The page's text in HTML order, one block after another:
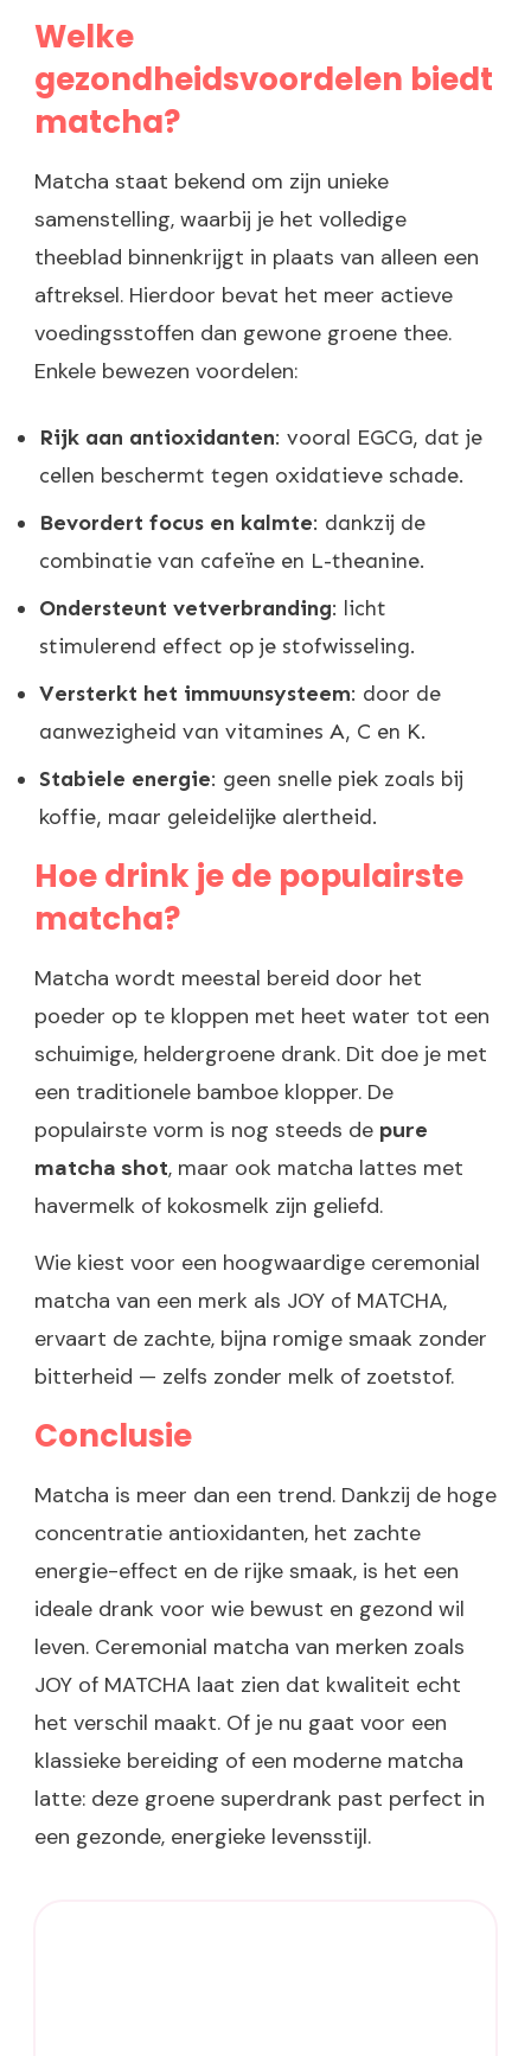
Welke
gezondheidsvoordelen biedt
matcha?
Matcha staat bekend om zijn unieke
samenstelling, waarbij je het volledige
theeblad binnenkrijgt in plaats van alleen een
aftreksel. Hierdoor bevat het meer actieve
voedingsstoffen dan gewone groene thee.
Enkele bewezen voordelen:
Rijk aan antioxidanten: vooral EGCG, dat je
cellen beschermt tegen oxidatieve schade.
Bevordert focus en kalmte: dankzij de
combinatie van cafeïne en L-theanine.
Ondersteunt vetverbranding: licht
stimulerend effect op je stofwisseling.
Versterkt het immuunsysteem: door de
aanwezigheid van vitamines A, C en K.
Stabiele energie: geen snelle piek zoals bij
koffie, maar geleidelijke alertheid.
Hoe drink je de populairste
matcha?
Matcha wordt meestal bereid door het
poeder op te kloppen met heet water tot een
schuimige, heldergroene drank. Dit doe je met
een traditionele bamboe klopper. De
populairste vorm is nog steeds de pure
matcha shot, maar ook matcha lattes met
havermelk of kokosmelk zijn geliefd.
Wie kiest voor een hoogwaardige ceremonial
matcha van een merk als JOY of MATCHA,
ervaart de zachte, bijna romige smaak zonder
bitterheid — zelfs zonder melk of zoetstof.
Conclusie
Matcha is meer dan een trend. Dankzij de hoge
concentratie antioxidanten, het zachte
energie-effect en de rijke smaak, is het een
ideale drank voor wie bewust en gezond wil
leven. Ceremonial matcha van merken zoals
JOY of MATCHA laat zien dat kwaliteit echt
het verschil maakt. Of je nu gaat voor een
klassieke bereiding of een moderne matcha
latte: deze groene superdrank past perfect in
een gezonde, energieke levensstijl.